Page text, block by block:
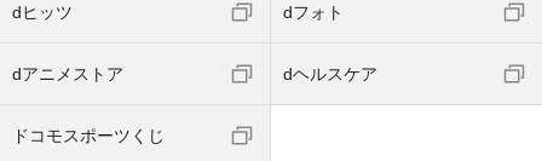
dヒッツ dフォト
dアニメストア dヘルスケア
ドコモスポーツくじ